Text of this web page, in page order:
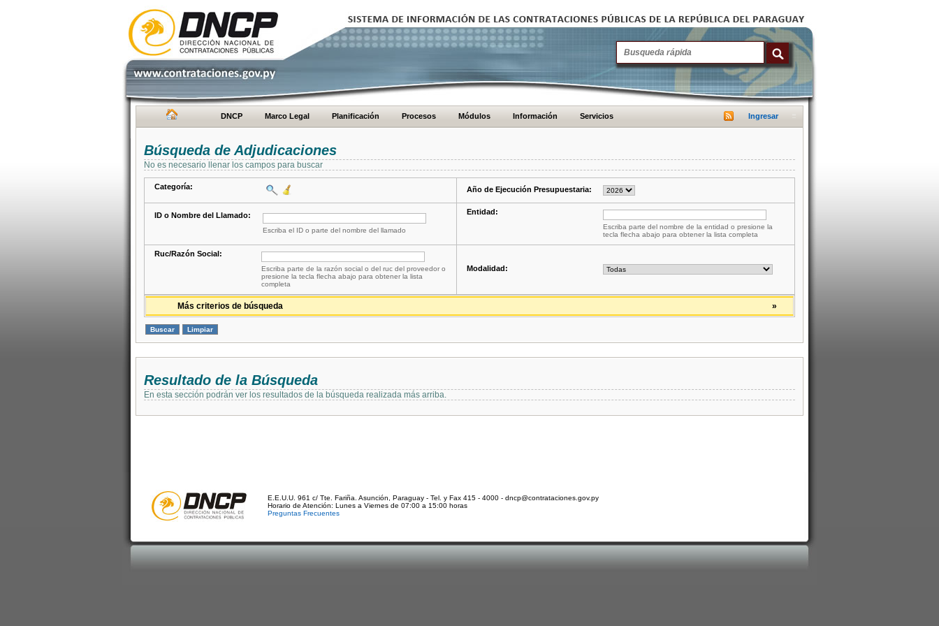
DNCP Marco Legal Planificación Procesos Módulos Información Servicios Ingresar
Búsqueda de Adjudicaciones
No es necesario llenar los campos para buscar
Categoría: Año de Ejecución Presupuestaria:
ID o Nombre del Llamado:
Escriba el ID o parte del nombre del llamado
Entidad:
Escriba parte del nombre de la entidad o presione la
tecla flecha abajo para obtener la lista completa
Ruc/Razón Social:
Escriba parte de la razón social o del ruc del proveedor o
presione la tecla flecha abajo para obtener la lista
completa
Modalidad:
»
Más criterios de búsqueda
Resultado de la Búsqueda
En esta sección podrán ver los resultados de la búsqueda realizada más arriba.
E.E.U.U. 961 c/ Tte. Fariña. Asunción, Paraguay - Tel. y Fax 415 - 4000 - dncp@contrataciones.gov.py
Horario de Atención: Lunes a Viernes de 07:00 a 15:00 horas
Preguntas Frecuentes